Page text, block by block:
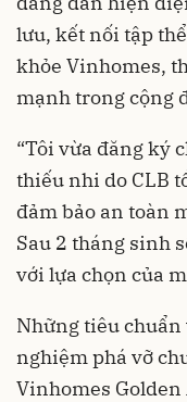
lưu, kết nối tập
khỏe Vinhomes,
mạnh trong cộng
“Tôi vừa đăng ký
thiếu nhi do CLB
đảm bảo an toàn
Sau 2 tháng sinh
với lựa chọn của
Những tiêu
nghiệm phá vỡ
Vinhomes Golden